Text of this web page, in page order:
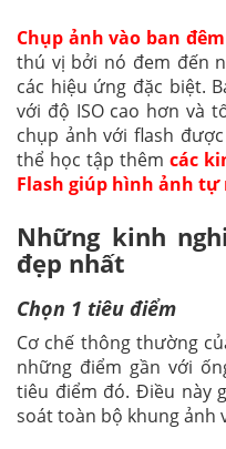
Chụp ảnh vào ban đêm
thú vị bởi nó đem đến
các hiệu ứng đặc biệt.
với độ ISO cao hơn và
chụp ảnh với flash
thể học tập thêm các
Flash giúp hình ảnh tự
Những kinh
đẹp nhất
Chọn 1 tiêu điểm
Cơ chế thông thường
những điểm gần với
tiêu điểm đó. Điều này
soát toàn bộ khung ảnh